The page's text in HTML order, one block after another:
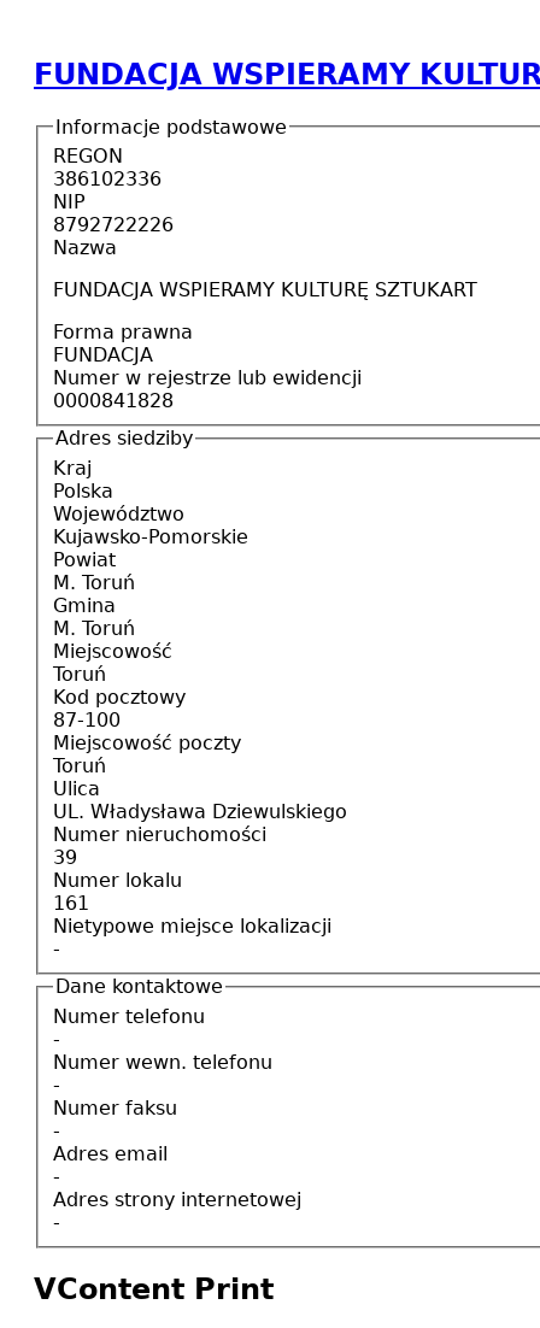
FUNDACJA WSPIERAMY
Informacje podstawowe
REGON
386102336
NIP
8792722226
Nazwa
FUNDACJA WSPIERAMY KULTURĘ SZTUKART
Forma prawna
FUNDACJA
Numer w rejestrze lub ewidencji
0000841828
Adres siedziby
Kraj
Polska
Województwo
Kujawsko-Pomorskie
Powiat
M. Toruń
Gmina
M. Toruń
Miejscowość
Toruń
Kod pocztowy
87-100
Miejscowość poczty
Toruń
Ulica
UL. Władysława Dziewulskiego
Numer nieruchomości
39
Numer lokalu
161
Nietypowe miejsce lokalizacji
-
Dane kontaktowe
Numer telefonu
-
Numer wewn. telefonu
-
Numer faksu
-
Adres email
-
Adres strony internetowej
-
VContent Print